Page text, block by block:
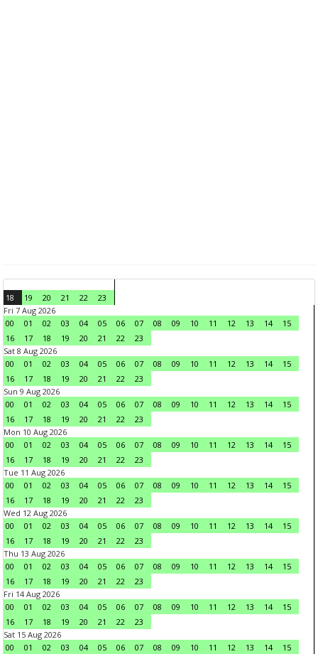
18 19 20 21 22
23
Fri 7 Aug 2026
00
01 02 03 04 05 06 07 08 09 10 11 12 13 14
15
16
17 18 19 20 21 22
23
Sat 8 Aug 2026
00
01 02 03 04 05 06 07 08 09 10 11 12 13 14
15
16
17 18 19 20 21 22
23
Sun 9 Aug 2026
00
01 02 03 04 05 06 07 08 09 10 11 12 13 14
15
16
17 18 19 20 21 22
23
Mon 10 Aug 2026
00
01 02 03 04 05 06 07 08 09 10 11 12 13 14
15
16
17 18 19 20 21 22
23
Tue 11 Aug 2026
00
01 02 03 04 05 06 07 08 09 10 11 12 13 14
15
16
17 18 19 20 21 22
23
Wed 12 Aug 2026
00
01 02 03 04 05 06 07 08 09 10 11 12 13 14
15
16
17 18 19 20 21 22
23
Thu 13 Aug 2026
00
01 02 03 04 05 06 07 08 09 10 11 12 13 14
15
16
17 18 19 20 21 22
23
Fri 14 Aug 2026
00
01 02 03 04 05 06 07 08 09 10 11 12 13 14
15
16
17 18 19 20 21 22
23
Sat 15 Aug 2026
00
01 02 03 04 05 06 07 08 09 10 11 12 13 14 15